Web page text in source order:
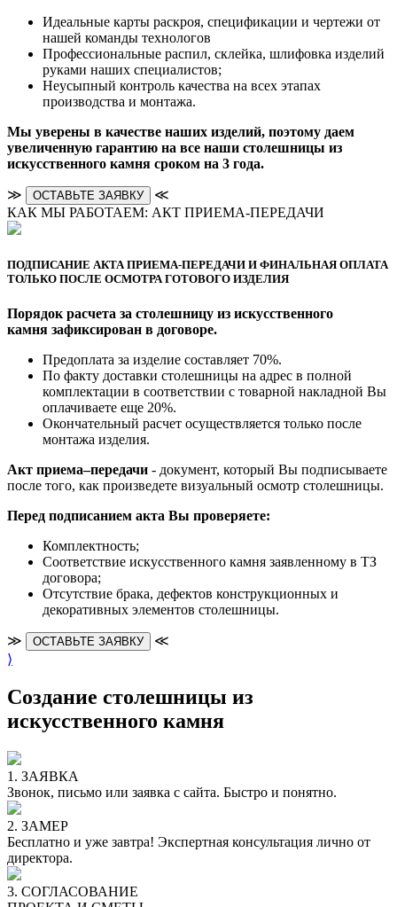
Идеальные карты раскроя, спецификации и чертежи от
нашей команды технологов
Профессиональные распил, склейка, шлифовка изделий
руками наших специалистов;
Неусыпный контроль качества на всех этапах
производства и монтажа.
Мы уверены в качестве наших изделий, поэтому даем
увеличенную гарантию на все наши столешницы из
искусственного камня сроком на 3 года.
≫ ОСТАВЬТЕ ЗАЯВКУ
≪
КАК МЫ РАБОТАЕМ: АКТ ПРИЕМА-ПЕРЕДАЧИ
ПОДПИСАНИЕ АКТА ПРИЕМА-ПЕРЕДАЧИ И ФИНАЛЬНАЯ ОПЛАТА
ТОЛЬКО ПОСЛЕ ОСМОТРА ГОТОВОГО ИЗДЕЛИЯ
Порядок расчета за столешницу из искусственного
камня зафиксирован в договоре.
Предоплата за изделие составляет 70%.
По факту доставки столешницы на адрес в полной
комплектации в соответствии с товарной накладной Вы
оплачиваете еще 20%.
Окончательный расчет осуществляется только после
монтажа изделия.
Акт приема–передачи - документ, который Вы подписываете
после того, как произведете визуальный осмотр столешницы.
Перед подписанием акта Вы проверяете:
Комплектность;
Cоответствие искусственного камня заявленному в ТЗ
договора;
Отсутствие брака, дефектов конструкционных и
декоративных элементов столешницы.
≫ ОСТАВЬТЕ ЗАЯВКУ
≪
⟩
Создание столешницы из
искусственного камня
1. ЗАЯВКА
Звонок, письмо или заявка с сайта. Быстро и понятно.
2. ЗАМЕР
Бесплатно и уже завтра! Экспертная консультация лично от
директора.
3. СОГЛАСОВАНИЕ